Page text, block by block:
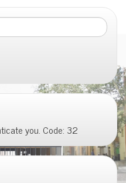
you. Code: 32